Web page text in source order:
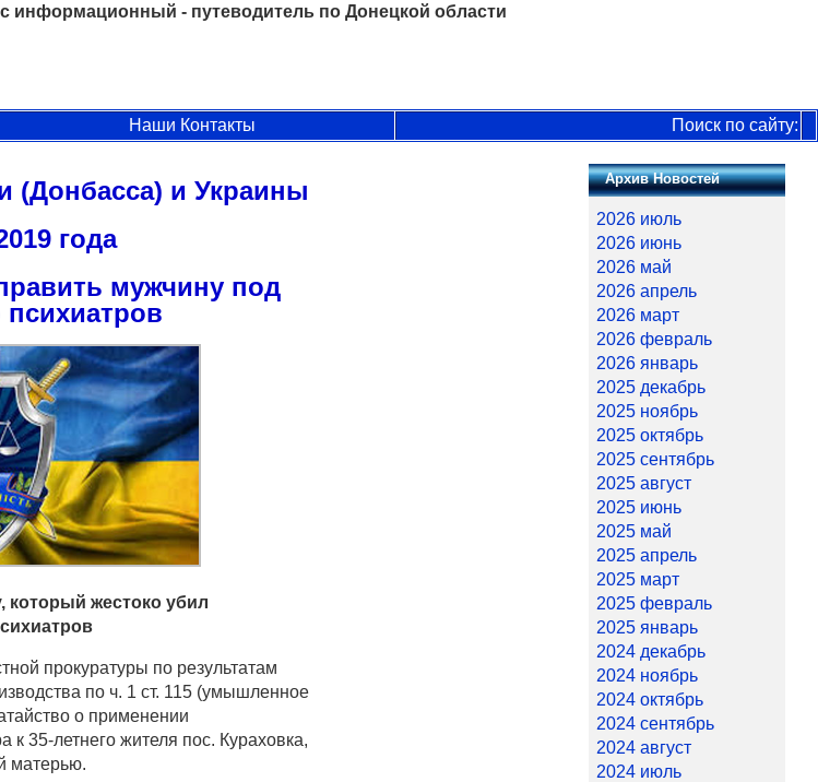
информационный - путеводитель по Донецкой области
Наши Контакты Поиск по сайту:
(Донбасса) и Украины
года
мужчину под
психиатров
который жестоко убил
прокуратуры по результатам
по ч. 1 ст. 115 (умышленное
о применении
к 35-летнего жителя пос. Кураховка,
матерью.
Архив Новостей
2026 июль
2026 июнь
2026 май
2026 апрель
2026 март
2026 февраль
2026 январь
2025 декабрь
2025 ноябрь
2025 октябрь
2025 сентябрь
2025 август
2025 июнь
2025 май
2025 апрель
2025 март
2025 февраль
2025 январь
2024 декабрь
2024 ноябрь
2024 октябрь
2024 сентябрь
2024 август
2024 июль